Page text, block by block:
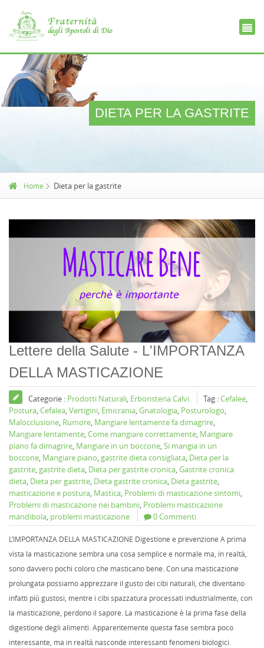
DIETA PER LA GASTRITE
Home Dieta per la gastrite
Lettere della Salute - L'IMPORTANZA
DELLA MASTICAZIONE
Categorie : Prodotti Naturali, Erboristeria Calvi Tag :Cefalee,
Postura,Cefalea,Vertigini, Emicrania,Gnatologia, Posturologo,
Malocclusione, Rumore, Mangiare lentamente fa dimagrire,
Mangiare lentamente,Come mangiare correttamente, Mangiare
piano fa dimagrire, Mangiare in un boccone,Si mangia in un
boccone, Mangiare piano, gastrite dieta consigliata, Dieta per la
gastrite, gastrite dieta, Dieta per gastrite cronica,Gastrite cronica
dieta, Dieta per gastrite, Dieta gastrite cronica, Dieta gastrite,
masticazione e postura, Mastica, Problemi di masticazione sintomi,
Problemi di masticazione nei bambini, Problemi masticazione
mandibola, problemi masticazione 0 Commenti
L’IMPORTANZA DELLA MASTICAZIONE Digestione e prevenzione A prima
vista la masticazione sembra una cosa semplice e normale ma, in realtà,
sono davvero pochi coloro che masticano bene. Con una masticazione
prolungata possiamo apprezzare il gusto dei cibi naturali, che diventano
infatti più gustosi, mentre i cibi spazzatura processati industrialmente, con
la masticazione, perdono il sapore. La masticazione è la prima fase della
digestione degli alimenti. Apparentemente questa fase sembra poco
interessante, ma in realtà nasconde interessanti fenomeni biologici.